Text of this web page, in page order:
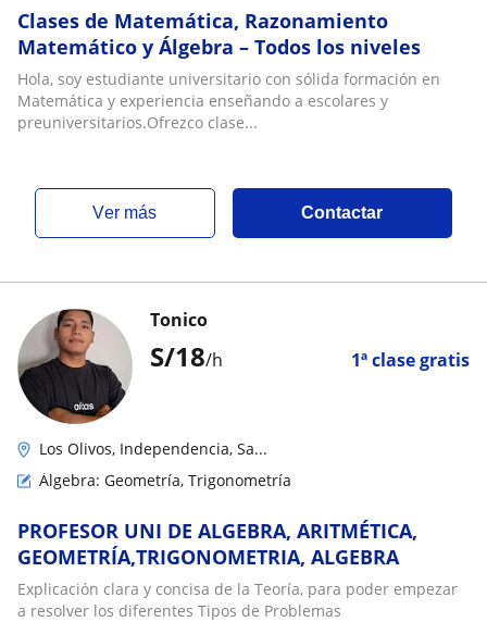
Clases de Matemática, Razonamiento
Matemático y Álgebra – Todos los niveles
Hola, soy estudiante universitario con sólida formación en
Matemática y experiencia enseñando a escolares y
preuniversitarios.Ofrezco clase...
ver más Contactar
S/18/h 1ª clase gratis
Tonico
Los Olivos, Independencia, Sa...
Álgebra: Geometría, Trigonometría
PROFESOR UNI DE ALGEBRA, ARITMÉTICA,
GEOMETRÍA,TRIGONOMETRIA, ALGEBRA
Explicación clara y concisa de la Teoría, para poder empezar
a resolver los diferentes Tipos de Problemas